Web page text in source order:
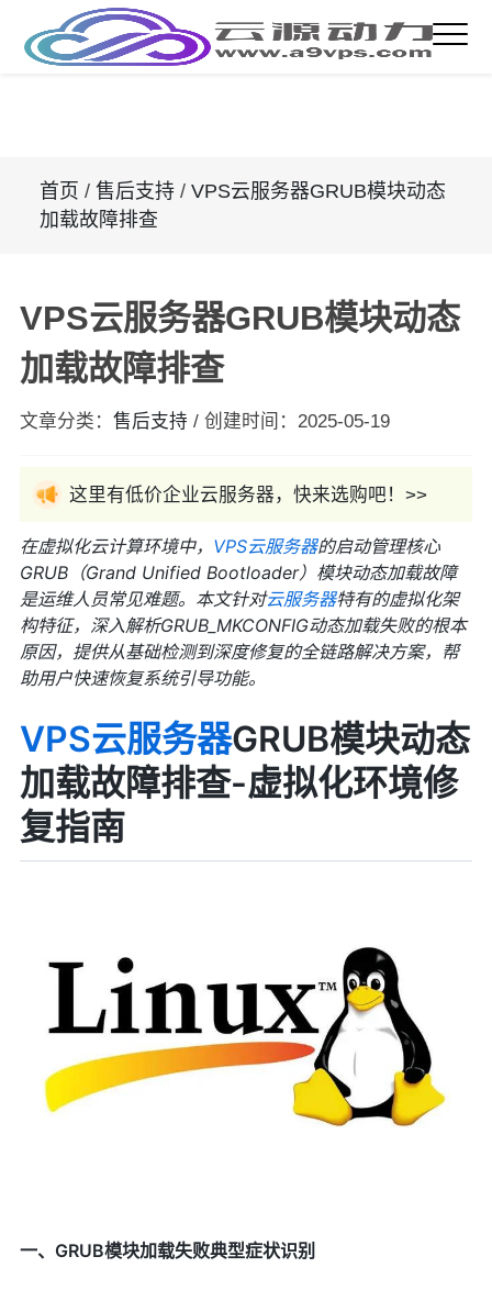
首页 / 售后支持/ VPS云服务器GRUB模块动态
加载故障排查
VPS云服务器GRUB模块动态
加载故障排查
文章分类： 售后支持 / 创建时间： 2025-05-19
这里有低价企业云服务器，快来选购吧！>>
在虚拟化云计算环境中， VPS云服务器的启动管理核心
GRUB（Grand Unified Bootloader）模块动态加载故障
是运维人员常见难题。本文针对云服务器特有的虚拟化架
构特征，深入解析GRUB_MKCONFIG动态加载失败的根本
原因，提供从基础检测到深度修复的全链路解决方案，帮
助用户快速恢复系统引导功能。
VPS云服务器GRUB模块动态
加载故障排查-虚拟化环境修
复指南
一、GRUB模块加载失败典型症状识别